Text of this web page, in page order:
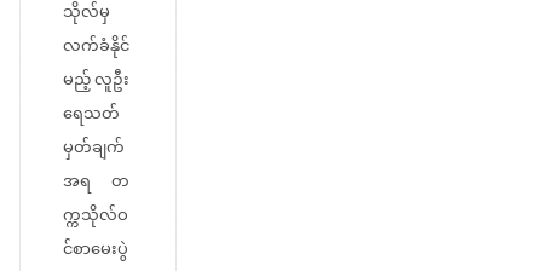
သိုလ်မှ
လက်ခံနိုင်
မည့် လူဦး
ရေသတ်
မှတ်ချက်
အရ တ
က္ကသိုလ်ဝ
င်စာမေးပွဲ